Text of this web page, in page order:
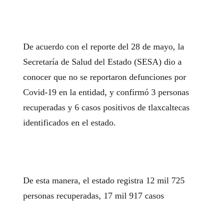
De acuerdo con el reporte del 28 de mayo, la
Secretaría de Salud del Estado (SESA) dio a
conocer que no se reportaron defunciones por
Covid-19 en la entidad, y confirmó 3 personas
recuperadas y 6 casos positivos de tlaxcaltecas
identificados en el estado.
De esta manera, el estado registra 12 mil 725
personas recuperadas, 17 mil 917 casos